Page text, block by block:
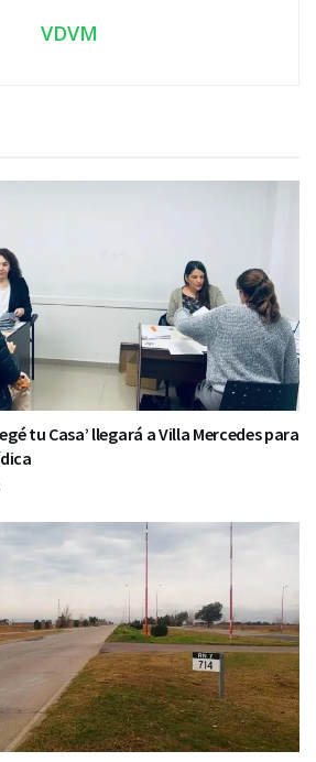
VDVM
tu Casa’ llegará a Villa Mercedes para